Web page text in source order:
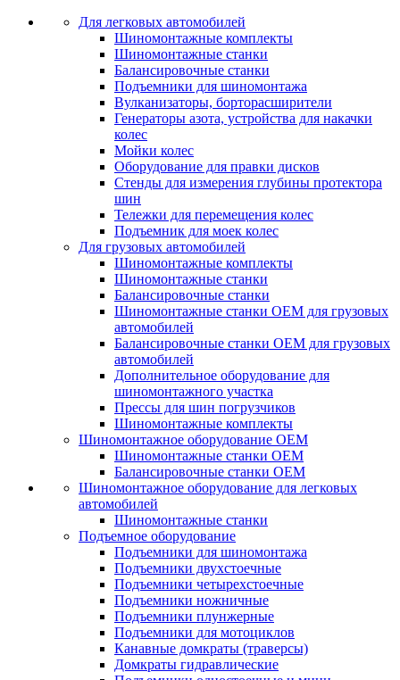
Для легковых автомобилей
Шиномонтажные комплекты
Шиномонтажные станки
Балансировочные станки
Подъемники для шиномонтажа
Вулканизаторы, борторасширители
Генераторы азота, устройства для накачки
колес
Мойки колес
Оборудование для правки дисков
Стенды для измерения глубины протектора
шин
Тележки для перемещения колес
Подъемник для моек колеc
Для грузовых автомобилей
Шиномонтажные комплекты
Шиномонтажные станки
Балансировочные станки
Шиномонтажные станки ОЕМ для грузовых
автомобилей
Балансировочные станки ОЕМ для грузовых
автомобилей
Дополнительное оборудование для
шиномонтажного участка
Прессы для шин погрузчиков
Шиномонтажные комплекты
Шиномонтажное оборудование ОЕМ
Шиномонтажные станки ОЕМ
Балансировочные станки ОЕМ
Шиномонтажное оборудование для легковых
автомобилей
Шиномонтажные станки
Подъемное оборудование
Подъемники для шиномонтажа
Подъемники двухстоечные
Подъемники четырехстоечные
Подъемники ножничные
Подъемники плунжерные
Подъемники для мотоциклов
Канавные домкраты (траверсы)
Домкраты гидравлические